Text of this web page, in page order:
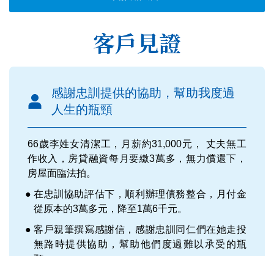
客戶見證
感謝忠訓提供的協助，幫助我度過
人生的瓶頸
66歲李姓女清潔工，月薪約31,000元， 丈夫無工
作收入，房貸融資每月要繳3萬多，無力償還下，
房屋面臨法拍。
在忠訓協助評估下，順利辦理債務整合，月付金
從原本的3萬多元，降至1萬6千元。
客戶親筆撰寫感謝信，感謝忠訓同仁們在她走投
無路時提供協助，幫助他們度過難以承受的瓶